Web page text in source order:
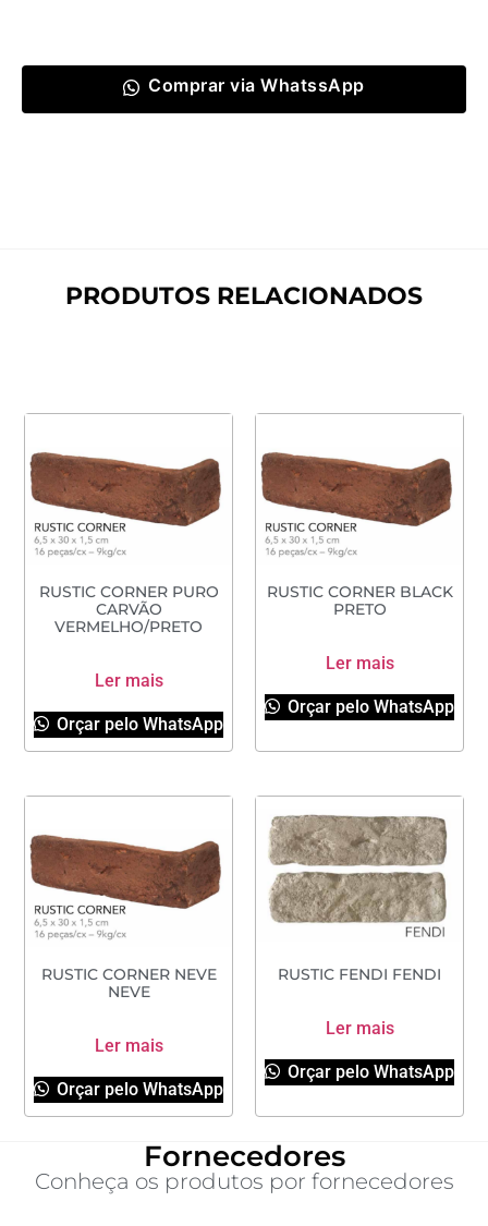
Comprar via WhatssApp
PRODUTOS RELACIONADOS
RUSTIC CORNER PURO
CARVÃO
VERMELHO/PRETO
Ler mais
Orçar pelo WhatsApp
RUSTIC CORNER BLACK
PRETO
Ler mais
Orçar pelo WhatsApp
RUSTIC CORNER NEVE
NEVE
Ler mais
Orçar pelo WhatsApp
RUSTIC FENDI FENDI
Ler mais
Orçar pelo WhatsApp
Fornecedores
Conheça os produtos por fornecedores